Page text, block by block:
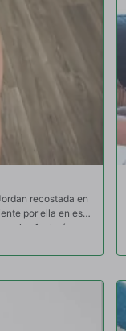
recostada en
por ella en ese
fantasías.